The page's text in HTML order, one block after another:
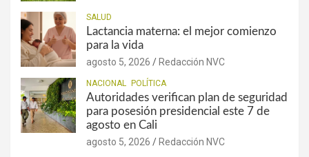
SALUD
Lactancia materna: el mejor comienzo
para la vida
agosto 5, 2026 Redacción NVC
NACIONAL POLÍTICA
Autoridades verifican plan de seguridad
para posesión presidencial este 7 de
agosto en Cali
agosto 5, 2026 Redacción NVC